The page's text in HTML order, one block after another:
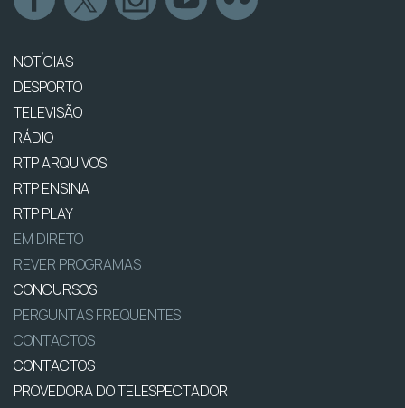
NOTÍCIAS
DESPORTO
TELEVISÃO
RÁDIO
RTP ARQUIVOS
RTP ENSINA
RTP PLAY
EM DIRETO
REVER PROGRAMAS
CONCURSOS
PERGUNTAS FREQUENTES
CONTACTOS
CONTACTOS
PROVEDORA DO TELESPECTADOR